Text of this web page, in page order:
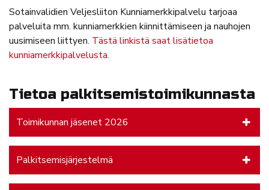
Sotainvalidien Veljesliiton Kunniamerkkipalvelu tarjoaa
palveluita mm. kunniamerkkien kiinnittämiseen ja nauhojen
uusimiseen liittyen. Tästä linkistä saat lisätietoa
kunniamerkkipalvelusta.
Tietoa palkitsemistoimikunnasta
Toimikunnan jäsenet 2026
Palkitsemisjärjestelmä